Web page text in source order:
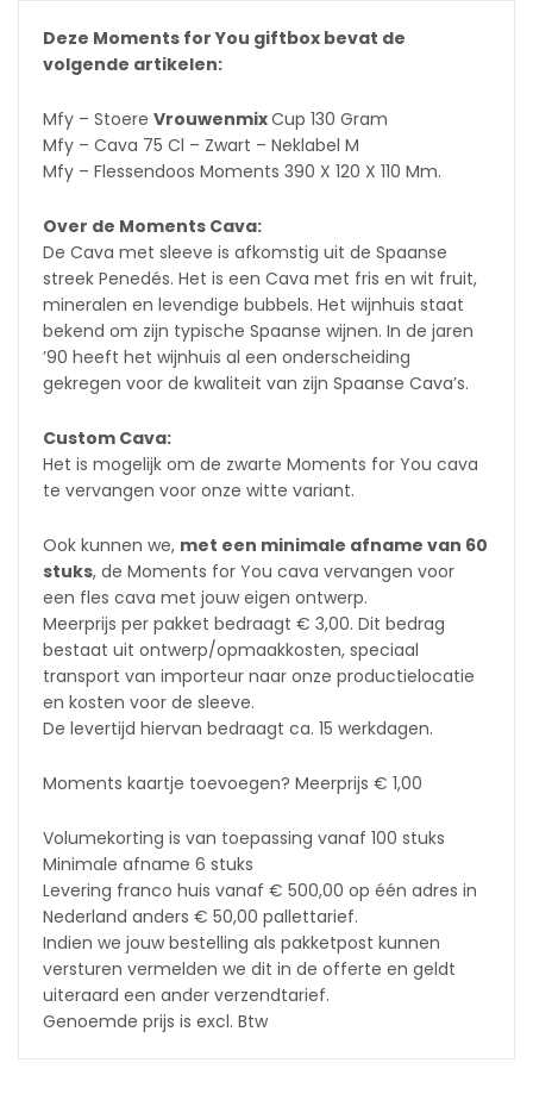
Deze Moments for You giftbox bevat de
volgende artikelen:
Mfy – Stoere VrouwenmixCup 130 Gram
Mfy – Cava 75 Cl – Zwart – Neklabel M
Mfy – Flessendoos Moments 390 X 120 X 110 Mm.
Over de Moments Cava:
De Cava met sleeve is afkomstig uit de Spaanse
streek Penedés. Het is een Cava met fris en wit fruit,
mineralen en levendige bubbels. Het wijnhuis staat
bekend om zijn typische Spaanse wijnen. In de jaren
’90 heeft het wijnhuis al een onderscheiding
gekregen voor de kwaliteit van zijn Spaanse Cava’s.
Custom Cava:
Het is mogelijk om de zwarte Moments for You cava
te vervangen voor onze witte variant.
Ook kunnen we, met een minimale afname van 60
stuks, de Moments for You cava vervangen voor
een fles cava met jouw eigen ontwerp.
Meerprijs per pakket bedraagt € 3,00. Dit bedrag
bestaat uit ontwerp/opmaakkosten, speciaal
transport van importeur naar onze productielocatie
en kosten voor de sleeve.
De levertijd hiervan bedraagt ca. 15 werkdagen.
Moments kaartje toevoegen? Meerprijs € 1,00
Volumekorting is van toepassing vanaf 100 stuks
Minimale afname 6 stuks
Levering franco huis vanaf € 500,00 op één adres in
Nederland anders € 50,00 pallettarief.
Indien we jouw bestelling als pakketpost kunnen
versturen vermelden we dit in de offerte en geldt
uiteraard een ander verzendtarief.
Genoemde prijs is excl. Btw